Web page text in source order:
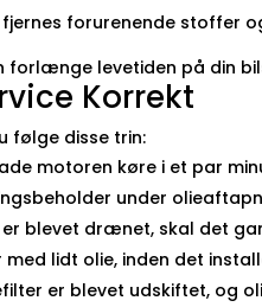
forurenende stoffer
levetiden på din
Korrekt
følge disse trin:
motoren køre i et par
under
er blevet drænet, skal det
lidt olie, inden det
er blevet udskiftet, og